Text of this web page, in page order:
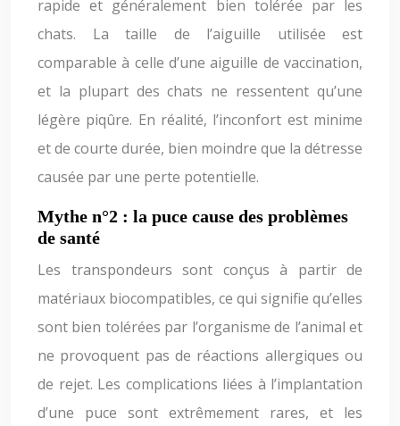
rapide et généralement bien tolérée par les
chats. La taille de l’aiguille utilisée est
comparable à celle d’une aiguille de vaccination,
et la plupart des chats ne ressentent qu’une
légère piqûre. En réalité, l’inconfort est minime
et de courte durée, bien moindre que la détresse
causée par une perte potentielle.
Mythe n°2 : la puce cause des problèmes
de santé
Les transpondeurs sont conçus à partir de
matériaux biocompatibles, ce qui signifie qu’elles
sont bien tolérées par l’organisme de l’animal et
ne provoquent pas de réactions allergiques ou
de rejet. Les complications liées à l’implantation
d’une puce sont extrêmement rares, et les